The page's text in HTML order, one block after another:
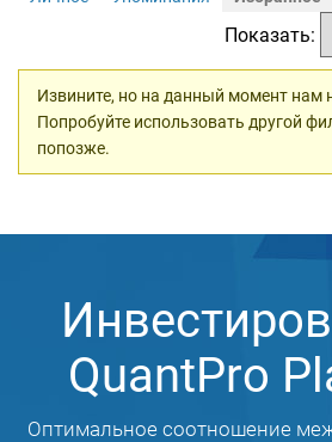
Показать:
Извините, но на данный момент нам
Попробуйте использовать другой
попозже.
QuantPro
Оптимальное соотношение